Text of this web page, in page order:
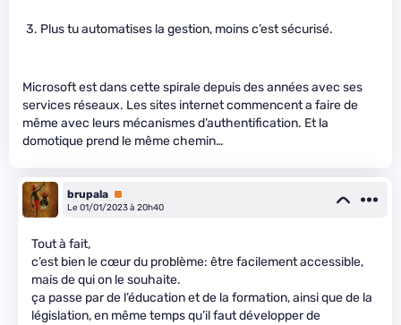
Plus tu automatises la gestion, moins c’est sécurisé.
Microsoft est dans cette spirale depuis des années avec ses
services réseaux. Les sites internet commencent a faire de
même avec leurs mécanismes d’authentification. Et la
domotique prend le même chemin…
brupala Premium
Le 01/01/2023 à 20h40
Tout à fait,
c’est bien le cœur du problème: être facilement accessible,
mais de qui on le souhaite.
ça passe par de l’éducation et de la formation, ainsi que de la
législation, en même temps qu’il faut développer de